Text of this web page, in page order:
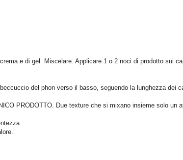
e di gel. Miscelare. Applicare 1 o 2 noci di prodotto sui
del phon verso il basso, seguendo la lunghezza dei
PRODOTTO. Due texture che si mixano insieme solo un